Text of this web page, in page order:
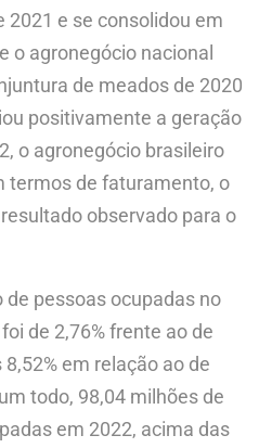
2021 e se consolidou em
o agronegócio nacional
de meados de 2020
positivamente a geração
o agronegócio brasileiro
termos de faturamento, o
observado para o
pessoas ocupadas no
de 2,76% frente ao de
em relação ao de
todo, 98,04 milhões de
em 2022, acima das